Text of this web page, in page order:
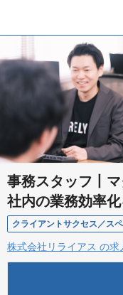
事務スタッフ丨
社内の業務効率
株式会社リライアス の求